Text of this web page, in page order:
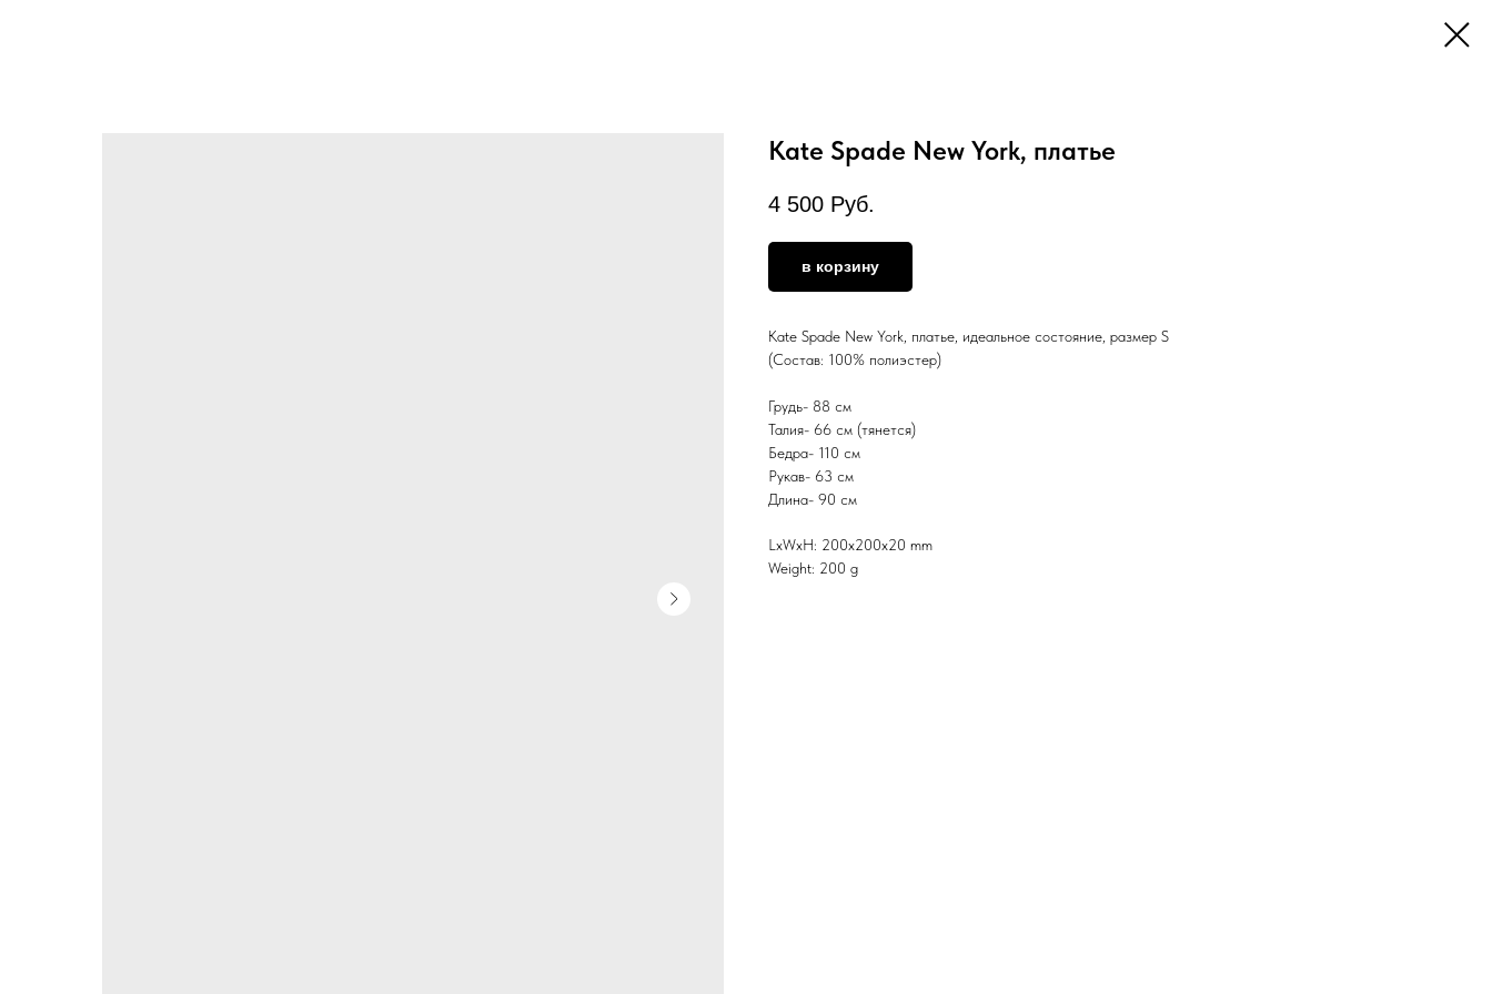
Kate Spade New York, платье
4 500 Руб.
в корзину
Kate Spade New York, платье, идеальное состояние, размер S
(Состав: 100% полиэстер)
Грудь- 88 см
Талия- 66 см (тянется)
Бедра- 110 см
Рукав- 63 см
Длина- 90 см
LxWxH: 200x200x20 mm
Weight: 200 g